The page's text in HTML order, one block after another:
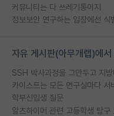
커뮤니티는 다 쓰레기통이지
자유 게시판(아무개랩)에
카이스트는 모든 연구실마다 서
학부신입생 질문
알츠하이머 관련 고등학생 탐구